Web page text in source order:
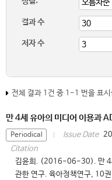
결과 수
저자 수
전체 결과 1건 중 1-1 번을 표시
만 4세 유아의 미디어 이용과
Periodical Issue Date
Citation
김윤희. (2016-06-30). 만 4
관한 연구. 육아정책연구, 10